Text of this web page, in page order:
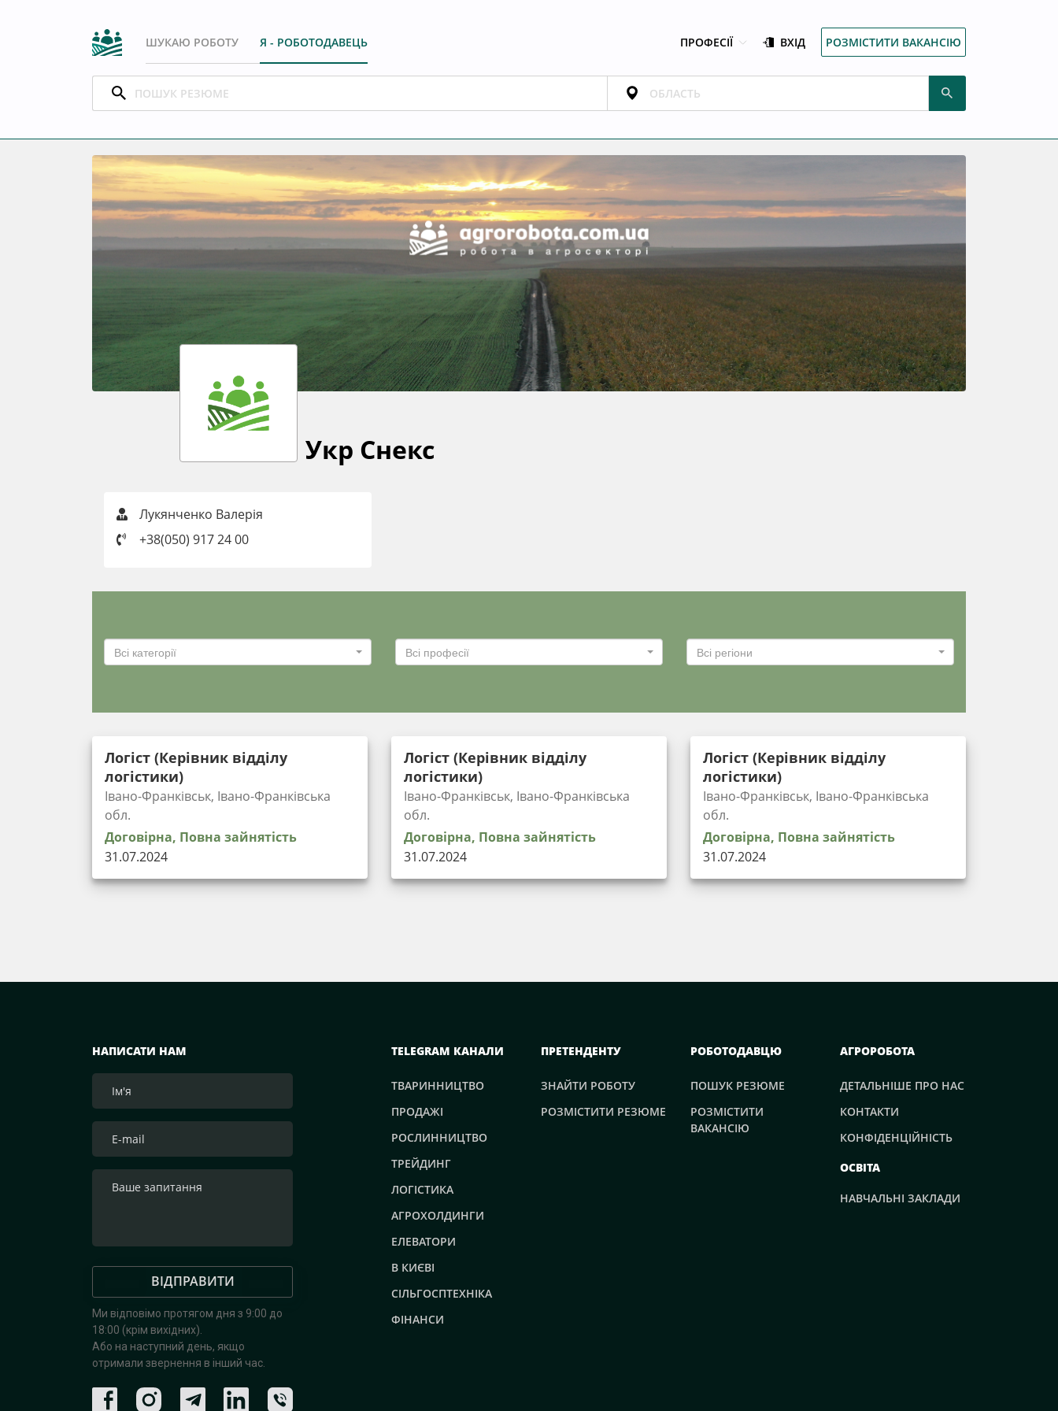
ШУКАЮ РОБОТУ Я - РОБОТОДАВЕЦЬ ПРОФЕСІЇ ВХІД РОЗМІСТИТИ ВАКАНСІЮ
Укр Снекс
Лукянченко Валерія
+38(050) 917 24 00
Всі категорії Всі професії Всі регіони
Логіст (Керівник відділу
логістики)
Івано-Франківськ, Івано-Франківська
обл.
Договірна, Повна зайнятість
31.07.2024
Логіст (Керівник відділу
логістики)
Івано-Франківськ, Івано-Франківська
обл.
Договірна, Повна зайнятість
31.07.2024
Логіст (Керівник відділу
логістики)
Івано-Франківськ, Івано-Франківська
обл.
Договірна, Повна зайнятість
31.07.2024
НАПИСАТИ НАМ
ВІДПРАВИТИ
Ми відповімо протягом дня з 9:00 до
18:00 (крім вихідних).
Або на наступний день, якщо
отримали звернення в інший час.
TELEGRAM КАНАЛИ
ТВАРИННИЦТВО
ПРОДАЖІ
РОСЛИННИЦТВО
ТРЕЙДИНГ
ЛОГІСТИКА
АГРОХОЛДИНГИ
ЕЛЕВАТОРИ
В КИЄВІ
СІЛЬГОСПТЕХНІКА
ФІНАНСИ
ПРЕТЕНДЕНТУ
ЗНАЙТИ РОБОТУ
РОЗМІСТИТИ РЕЗЮМЕ
РОБОТОДАВЦЮ
ПОШУК РЕЗЮМЕ
РОЗМІСТИТИ
ВАКАНСІЮ
АГРОРОБОТА
ДЕТАЛЬНІШЕ ПРО НАС
КОНТАКТИ
КОНФІДЕНЦІЙНІСТЬ
ОСВІТА
НАВЧАЛЬНІ ЗАКЛАДИ